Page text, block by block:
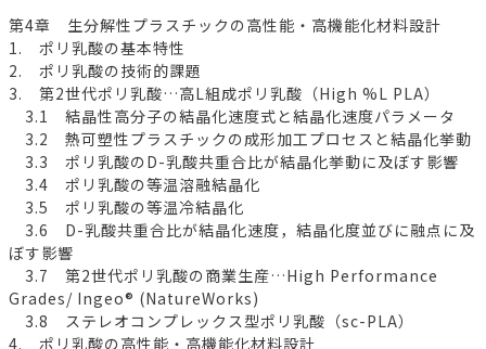
第4章 生分解性プラスチックの高性能・高機能化材料設計
1. ポリ乳酸の基本特性
2. ポリ乳酸の技術的課題
3. 第2世代ポリ乳酸…高L組成ポリ乳酸（High %L PLA）
3.1 結晶性高分子の結晶化速度式と結晶化速度パラメータ
3.2 熱可塑性プラスチックの成形加工プロセスと結晶化挙動
3.3 ポリ乳酸のD-乳酸共重合比が結晶化挙動に及ぼす影響
3.4 ポリ乳酸の等温溶融結晶化
3.5 ポリ乳酸の等温冷結晶化
3.6 D-乳酸共重合比が結晶化速度，結晶化度並びに融点に及
ぼす影響
3.7 第2世代ポリ乳酸の商業生産…High Performance
Grades/ Ingeo® (NatureWorks)
3.8 ステレオコンプレックス型ポリ乳酸（sc-PLA）
4. ポリ乳酸の高性能・高機能化材料設計